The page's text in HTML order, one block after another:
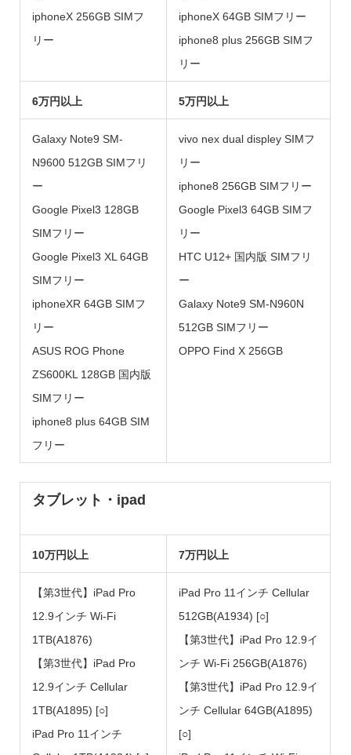
iphoneX 256GB SIMフ
リー
iphoneX 64GB SIMフリー
iphone8 plus 256GB SIMフ
リー
6万円以上 5万円以上
Galaxy Note9 SM-
N9600 512GB SIMフリ
ー
Google Pixel3 128GB
SIMフリー
Google Pixel3 XL 64GB
SIMフリー
iphoneXR 64GB SIMフ
リー
ASUS ROG Phone
ZS600KL 128GB 国内版
SIMフリー
iphone8 plus 64GB SIM
フリー
vivo nex dual displey SIMフ
リー
iphone8 256GB SIMフリー
Google Pixel3 64GB SIMフ
リー
HTC U12+ 国内版 SIMフリ
ー
Galaxy Note9 SM-N960N
512GB SIMフリー
OPPO Find X 256GB
タブレット・ipad
10万円以上 7万円以上
【第3世代】iPad Pro
12.9インチ Wi-Fi
1TB(A1876)
【第3世代】iPad Pro
12.9インチ Cellular
1TB(A1895) [○]
iPad Pro 11インチ
iPad Pro 11インチ Cellular
512GB(A1934) [○]
【第3世代】iPad Pro 12.9イ
ンチ Wi-Fi 256GB(A1876)
【第3世代】iPad Pro 12.9イ
ンチ Cellular 64GB(A1895)
[○]